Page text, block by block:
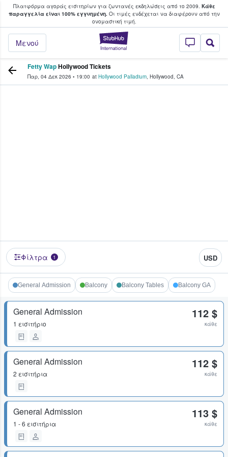
Πλατφόρμα αγοράς εισιτηρίων για ζωντανές εκδηλώσεις από το 2009. Κάθε
παραγγελία είναι 100% εγγυημένη.Οι τιμές ενδέχεται να διαφέρουν από την
oνομαστική τιμή.
StubHub - Όπου
Μενού
φαν αγοράζουν και πουλούν
Fetty WapHollywood Tickets
Παρ, 04 Δεκ 2026 • 19:00 at Hollywood Palladium, Hollywood, CA
Φίλτρα 1 USD
General Admission Balcony Balcony Tables Balcony GA
General Admission
1 εισιτήριο
112 $
κάθε
General Admission
2 εισιτήρια
112 $
κάθε
General Admission
1 - 6 εισιτήρια
113 $
κάθε